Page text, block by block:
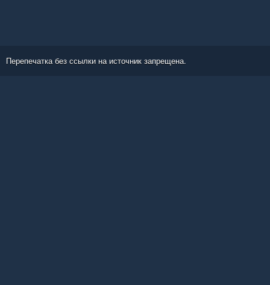
Перепечатка без ссылки на источник запрещена.